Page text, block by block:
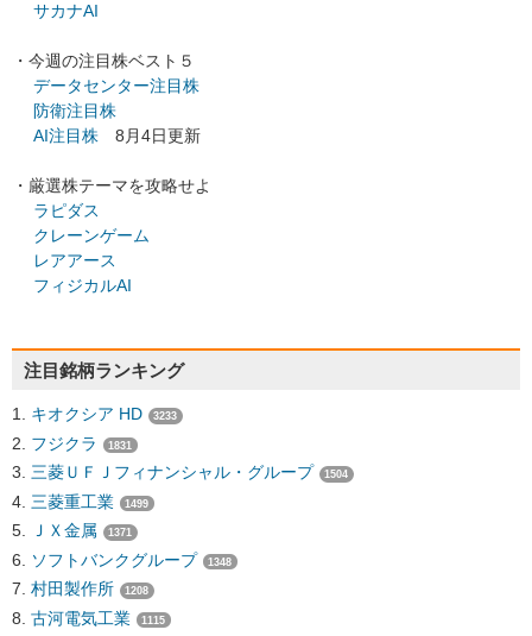
サカナAI
・今週の注目株ベスト５
データセンター注目株
防衛注目株
AI注目株 8月4日更新
・厳選株テーマを攻略せよ
ラピダス
クレーンゲーム
レアアース
フィジカルAI
注目銘柄ランキング
キオクシア HD 3233
フジクラ 1831
三菱ＵＦＪフィナンシャル・グループ 1504
三菱重工業 1499
ＪＸ金属 1371
ソフトバンクグループ 1348
村田製作所 1208
古河電気工業 1115